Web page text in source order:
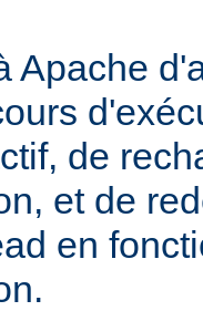
Apache
de
et de
en